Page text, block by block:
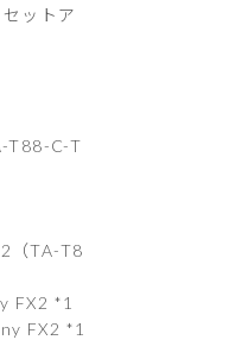
ットア
T88-C-T
（TA-T8
FX2 *1
FX2 *1